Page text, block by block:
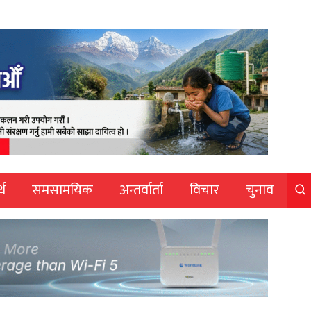
समसामयिक अन्तर्वार्ता विचार चुनाव